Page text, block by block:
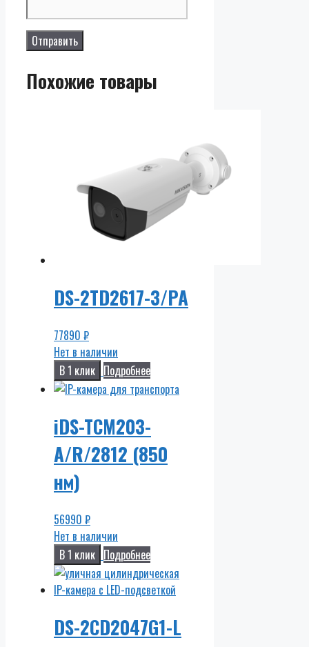
Похожие товары
DS-2TD2617-3/PA
77890 ₽
Нет в наличии
В 1 клик Подробнее
iDS-TCM203-
A/R/2812 (850
нм)
56990 ₽
Нет в наличии
В 1 клик Подробнее
DS-2CD2047G1-L